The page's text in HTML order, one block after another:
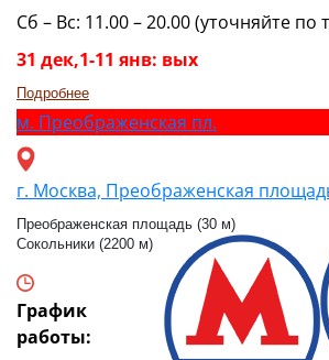
Сб – Вс: 11.00 – 20.00 (уточняйте по
31 дек,1-11 янв: вых
Подробнее
м. Преображенская пл.
г. Москва, Преображенская
Преображенская площадь (30 м)
Сокольники (2200 м)
График
работы: